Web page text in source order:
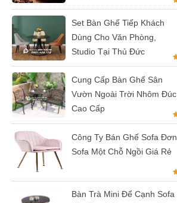
Tổng hợp
các mẫu
chân bàn
cafe, chân
bàn decor,
chân bàn
inox, chân
bàn ăn hot
trend 2023
Ghế decor
Set Bàn Ghế Tiếp Khách
Dùng Cho Văn Phòng,
Studio Tại Thủ Đức
Cung Cấp Bàn Ghế Sân
Vườn Ngoài Trời Nhôm Đúc
Cao Cấp
Công Ty Bán Ghế Sofa Đơn,
Sofa Một Chỗ Ngồi Giá Rẻ
Bàn Trà Mini Để Cạnh Sofa